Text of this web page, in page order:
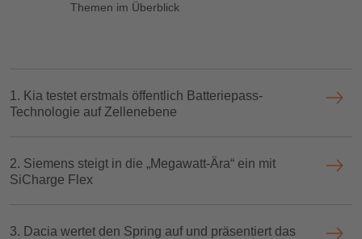
Themen im Überblick
1. Kia testet erstmals öffentlich Batteriepass-
Technologie auf Zellenebene
2. Siemens steigt in die „Megawatt-Ära“ ein mit
SiCharge Flex
3. Dacia wertet den Spring auf und präsentiert das